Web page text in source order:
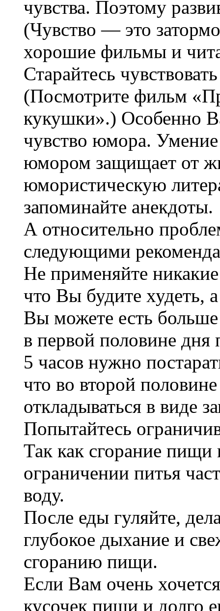
чувства. Поэтому
(Чувство — это
хорошие фильмы и
Старайтесь
(Посмотрите фильм
кукушки».) Особенно
чувство юмора. Умение
юмором защищает от
юмористическую
запоминайте анекдоты.
А относительно
следующими
Не применяйте
что Вы будите худеть,
Вы можете есть
в первой половине дня
5 часов нужно
что во второй
откладываться в виде
Попытайтесь
Так как сгорание
ограничении питья
воду.
После еды гуляйте,
глубокое дыхание и
сгоранию пищи.
Если Вам очень
кусочек пищи и долго